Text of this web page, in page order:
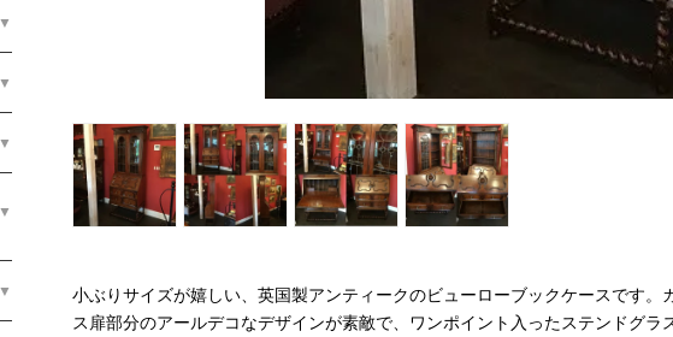
小ぶりサイズが嬉しい、英国製アンティークのビューローブックケースです。
ス扉部分のアールデコなデザインが素敵で、ワンポイント入ったステンドグラ